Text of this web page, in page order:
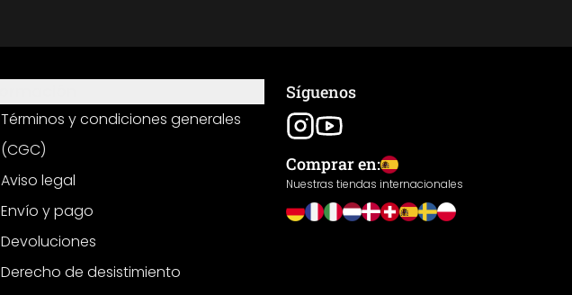
Términos y condiciones generales
(CGC)
Aviso legal
Envío y pago
Devoluciones
Derecho de desistimiento
Síguenos
Comprar en:
Nuestras tiendas internacionales